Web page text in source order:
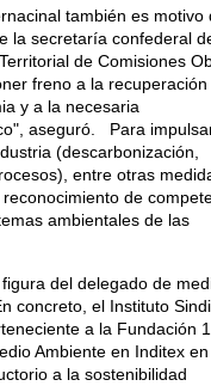
también es motivo
la secretaría confederal
de Comisiones
freno a la recuperación
y a la necesaria
aseguró. Para
(descarbonización,
entre otras
de
ambientales de las
del delegado de
concreto, el Instituto
a la Fundación
Ambiente en Inditex
a la sostenibilidad